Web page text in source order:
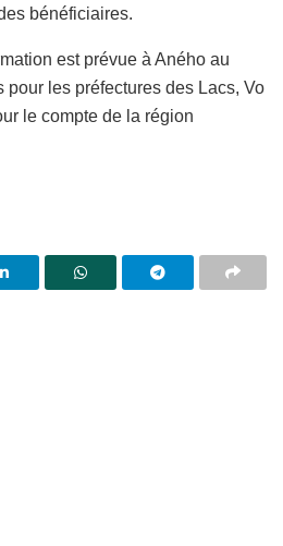
bénéficiaires.
est prévue à Aného au
pour les préfectures des Lacs, Vo
le compte de la région